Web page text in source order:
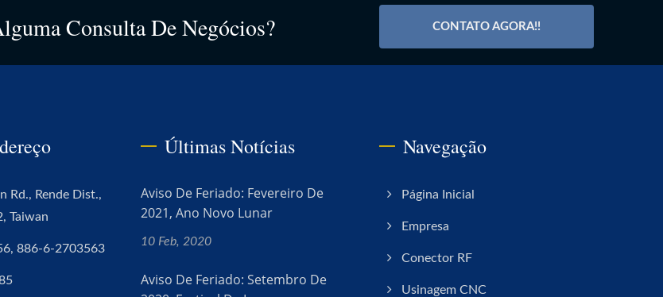
Consulta De Negócios? CONTATO AGORA!!
Rd., Rende Dist.,
Taiwan
886-6-2703563
Últimas Notícias
Aviso De Feriado: Fevereiro De
2021, Ano Novo Lunar
10 Feb, 2020
Aviso De Feriado: Setembro De
Navegação
Página Inicial
Empresa
Conector RF
Usinagem CNC